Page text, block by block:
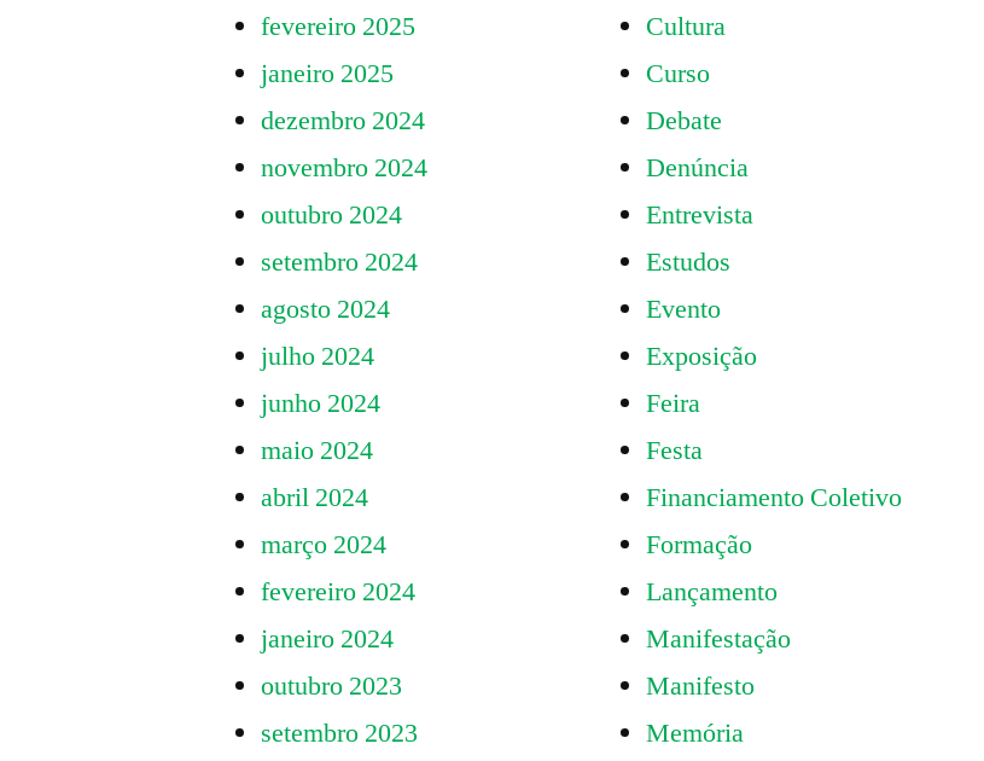
fevereiro 2025
janeiro 2025
dezembro 2024
novembro 2024
outubro 2024
setembro 2024
agosto 2024
julho 2024
junho 2024
maio 2024
abril 2024
março 2024
fevereiro 2024
janeiro 2024
outubro 2023
setembro 2023
Cultura
Curso
Debate
Denúncia
Entrevista
Estudos
Evento
Exposição
Feira
Festa
Financiamento Coletivo
Formação
Lançamento
Manifestação
Manifesto
Memória